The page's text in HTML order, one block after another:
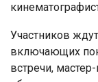
Участников
включающих
встречи,